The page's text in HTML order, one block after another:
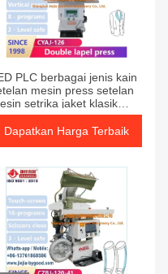
PLC berbagai jenis kain
mesin press setelan
setrika jaket klasik
setrika
Dapatkan Harga Terbaik